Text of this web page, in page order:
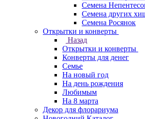
Семена
Семена других
Семена Росянок
Открытки и конверты
Назад
Открытки и конверты
Конверты для денег
Семье
На новый год
На день рождения
Любимым
На 8 марта
Декор для флорариума